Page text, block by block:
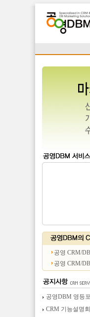
공영 CRM/
공영 CRM/
공영DBM 영등
CRM 기능설명